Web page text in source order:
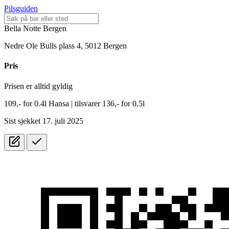
Pilsguiden
Bella Notte Bergen
Nedre Ole Bulls plass 4, 5012 Bergen
Pris
Prisen er alltid gyldig
109,- for0.4l Hansa | tilsvarer 136,- for 0.5l
Sist sjekket 17. juli 2025